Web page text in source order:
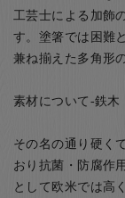
工芸士による加飾
す。塗箸では困難
兼ね揃えた多角形
素材について-鉄木
その名の通り硬く
おり抗菌・防腐作
として欧米では高